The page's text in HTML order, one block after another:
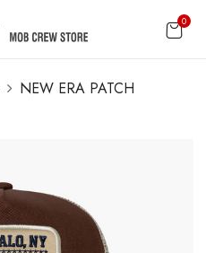
0
NEW ERA PATCH